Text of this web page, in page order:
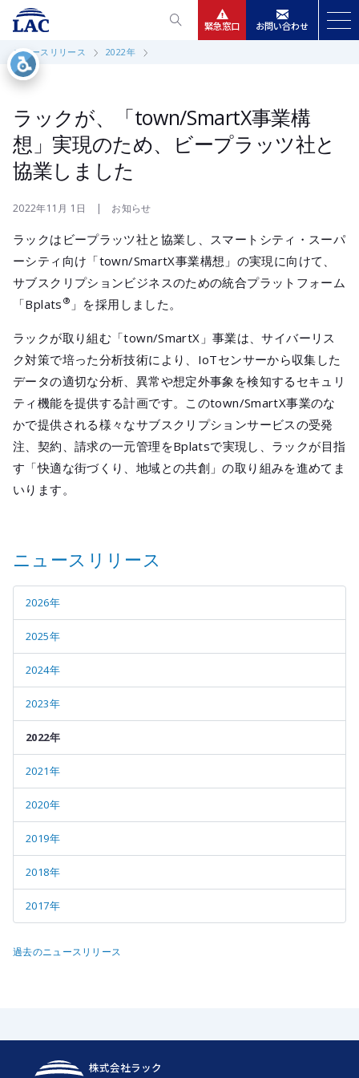
緊急窓口 お問い合わせ
ニュースリリース
会社情報
採用
メールマガ
公式SNS
ニュースリリース 2022年
ラックが、「town/SmartX事業構
想」実現のため、ビープラッツ社と
協業しました
2022年11月 1日 | お知らせ
ラックはビープラッツ社と協業し、スマートシティ・スーパ
ーシティ向け「town/SmartX事業構想」の実現に向けて、
サブスクリプションビジネスのための統合プラットフォーム
「Bplats ® 」を採用しました。
ラックが取り組む「town/SmartX」事業は、サイバーリス
ク対策で培った分析技術により、IoTセンサーから収集した
データの適切な分析、異常や想定外事象を検知するセキュリ
ティ機能を提供する計画です。このtown/SmartX事業のな
かで提供される様々なサブスクリプションサービスの受発
注、契約、請求の一元管理をBplatsで実現し、ラックが目指
す「快適な街づくり、地域との共創」の取り組みを進めてま
いります。
ニュースリリース
2026年
2025年
2024年
2023年
2022年
2021年
2020年
2019年
2018年
2017年
過去のニュースリリース
株式会社ラック